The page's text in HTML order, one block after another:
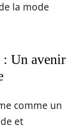
la mode
: Un avenir
comme un
et